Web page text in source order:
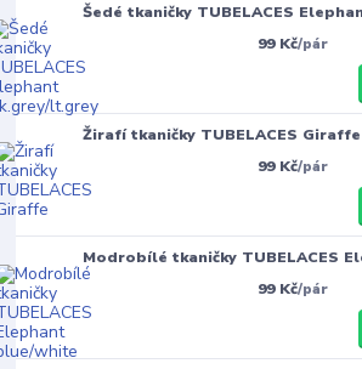
Šedé tkaničky TUBELACES
99 Kč/pár
Žirafí tkaničky TUBELACES Giraffe
99 Kč/pár
Modrobílé tkaničky TUBELACES
99 Kč/pár